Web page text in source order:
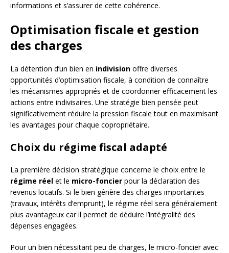
informations et s’assurer de cette cohérence.
Optimisation fiscale et gestion
des charges
La détention d’un bien en indivision offre diverses
opportunités d’optimisation fiscale, à condition de connaître
les mécanismes appropriés et de coordonner efficacement les
actions entre indivisaires. Une stratégie bien pensée peut
significativement réduire la pression fiscale tout en maximisant
les avantages pour chaque copropriétaire.
Choix du régime fiscal adapté
La première décision stratégique concerne le choix entre le
régime réel et le micro-foncier pour la déclaration des
revenus locatifs. Si le bien génère des charges importantes
(travaux, intérêts d’emprunt), le régime réel sera généralement
plus avantageux car il permet de déduire l’intégralité des
dépenses engagées.
Pour un bien nécessitant peu de charges, le micro-foncier avec